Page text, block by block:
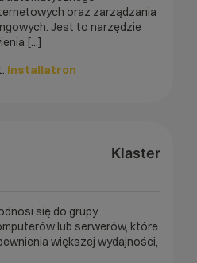
oraz zarządzania
Jest to narzędzie
[...]
Installatron
Klaster
się do grupy
lub serwerów, które
większej wydajności,